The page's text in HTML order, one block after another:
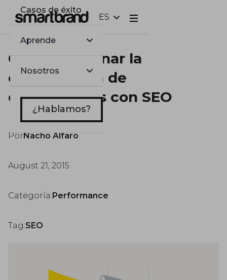
Casos de éxito
Aprende
Nosotros
¿Hablamos?
ES
Cómo combinar la
optimización de
conversiones con SEO
PorNacho Alfaro
August 21, 2015
Categoría:Performance
Tag:SEO